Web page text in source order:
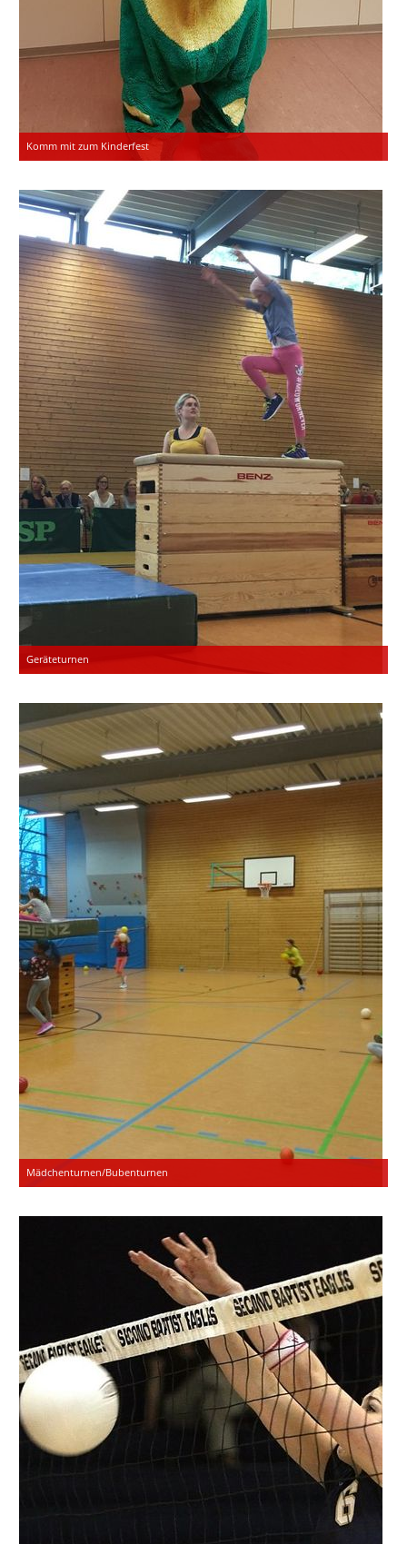
Komm mit zum Kinderfest
Geräteturnen
Mädchenturnen/Bubenturnen